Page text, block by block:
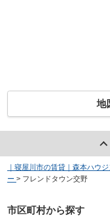
地
｜寝屋川市の賃貸｜森本ハウ
ー > フレンドタウン交野
市区町村から探す